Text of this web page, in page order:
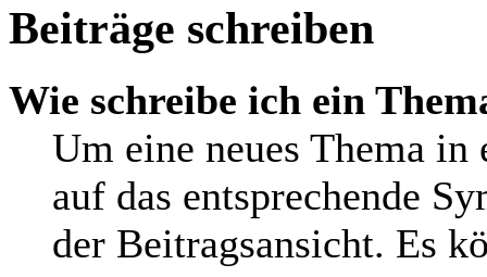
Beiträge schreiben
Wie schreibe ich ein
Um eine neues Thema
auf das entsprechende
der Beitragsansicht. Es